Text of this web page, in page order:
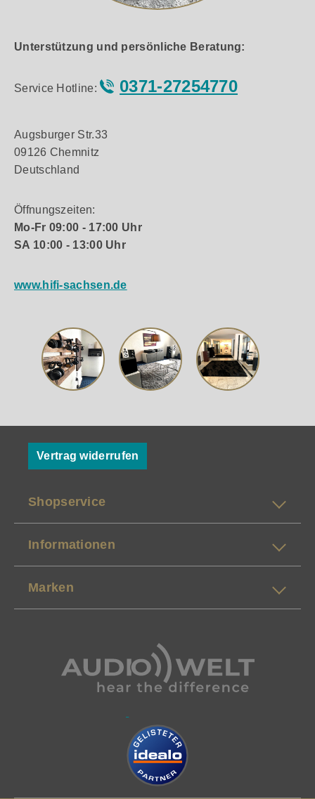
Unterstützung und persönliche Beratung:
Service Hotline: 0371-27254770
Augsburger Str.33
09126 Chemnitz
Deutschland
Öffnungszeiten:
Mo-Fr 09:00 - 17:00 Uhr
SA 10:00 - 13:00 Uhr
www.hifi-sachsen.de
Vertrag widerrufen
Shopservice
Informationen
Marken